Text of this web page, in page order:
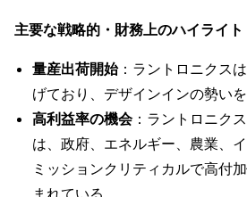
主要な戦略的・財務上のハイライト
量産出荷開始：ラントロニクス
げており、デザインインの勢いを
高利益率の機会：ラントロニク
は、政府、エネルギー、農業、
ミッションクリティカルで高付
まれている。